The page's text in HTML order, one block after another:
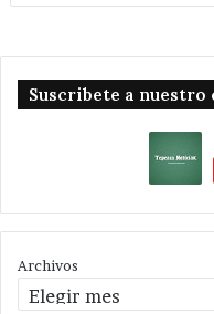
Suscribete a nuestro
Archivos